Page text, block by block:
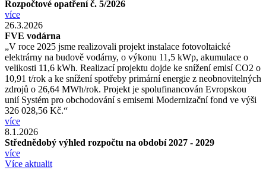
Rozpočtové opatření č. 5/2026
více
26.3.2026
FVE vodárna
„V roce 2025 jsme realizovali projekt instalace fotovoltaické
elektrárny na budově vodárny, o výkonu 11,5 kWp, akumulace o
velikosti 11,6 kWh. Realizací projektu dojde ke snížení emisí CO2 o
10,91 t/rok a ke snížení spotřeby primární energie z neobnovitelných
zdrojů o 26,64 MWh/rok. Projekt je spolufinancován Evropskou
unií Systém pro obchodování s emisemi Modernizační fond ve výši
326 028,56 Kč.“
více
8.1.2026
Střednědobý výhled rozpočtu na období 2027 - 2029
více
Více aktualit